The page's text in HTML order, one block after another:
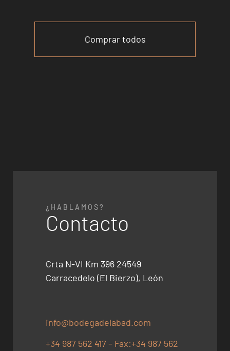
Comprar todos
¿HABLAMOS?
Contacto
Crta N-VI Km 396 24549
Carracedelo (El Bierzo), León
info@bodegadelabad.com
+34 987 562 417 – Fax:+34 987 562